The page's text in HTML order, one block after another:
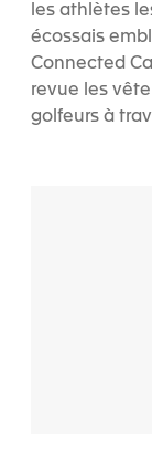
les athlètes
écossais
Connected
revue les
golfeurs à